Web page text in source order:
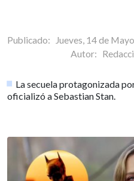
Publicado: Jueves, 14 de
Autor:
La secuela protagonizada
oficializó a Sebastian Stan.